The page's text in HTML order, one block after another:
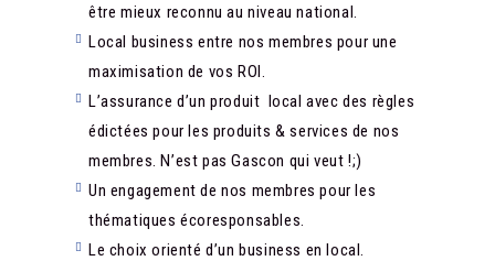
être mieux reconnu au niveau national.
Local business entre nos membres pour une
maximisation de vos ROI.
L’assurance d’un produit local avec des règles
édictées pour les produits & services de nos
membres. N’est pas Gascon qui veut !;)
Un engagement de nos membres pour les
thématiques écoresponsables.
Le choix orienté d’un business en local.